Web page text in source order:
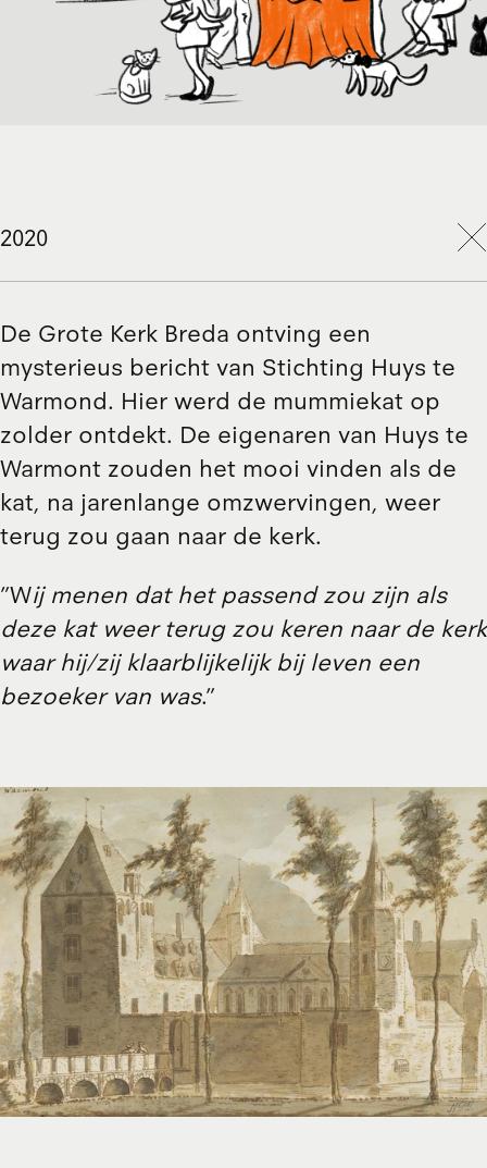
2020
De Grote Kerk Breda ontving een
mysterieus bericht van Stichting Huys te
Warmond. Hier werd de mummiekat op
zolder ontdekt. De eigenaren van Huys te
Warmont zouden het mooi vinden als de
kat, na jarenlange omzwervingen, weer
terug zou gaan naar de kerk.
”Wij menen dat het passend zou zijn als
deze kat weer terug zou keren naar de kerk
waar hij/zij klaarblijkelijk bij leven een
bezoeker van was.”